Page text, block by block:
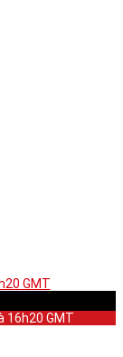
GMT
16h20 GMT